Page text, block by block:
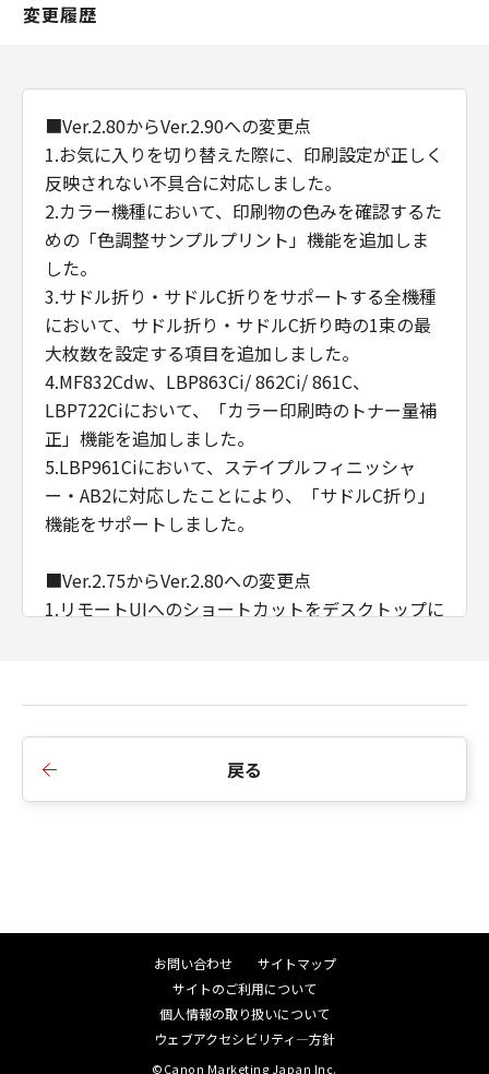
変更履歴
■Ver.2.80からVer.2.90への変更点
1.お気に入りを切り替えた際に、印刷設定が正しく
反映されない不具合に対応しました。
2.カラー機種において、印刷物の色みを確認するた
めの「色調整サンプルプリント」機能を追加しま
した。
3.サドル折り・サドルC折りをサポートする全機種
において、サドル折り・サドルC折り時の1束の最
大枚数を設定する項目を追加しました。
4.MF832Cdw、LBP863Ci/ 862Ci/ 861C、
LBP722Ciにおいて、「カラー印刷時のトナー量補
正」機能を追加しました。
5.LBP961Ciにおいて、ステイプルフィニッシャ
ー・AB2に対応したことにより、「サドルC折り」
機能をサポートしました。
■Ver.2.75からVer.2.80への変更点
1.リモートUIへのショートカットをデスクトップに
善しました。
5.Windows 7、Windows 8.1、Windows Server
3.パンチ穴非セレクタブル機でのパンチ穴選択肢を
機種別のドライバーに合わせる対応をしました。
4.LBP362i/ LBP361iにおいて、用紙種類「薬袋」
戻る
お問い合わせ
サイトマップ
サイトのご利用について
個人情報の取り扱いについて
ウェブアクセシビリティ―方針
©Canon Marketing Japan Inc.